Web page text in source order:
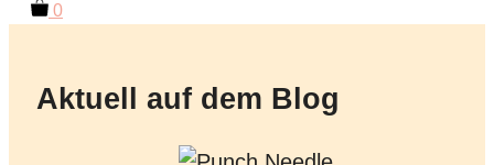
0
Aktuell auf dem Blog